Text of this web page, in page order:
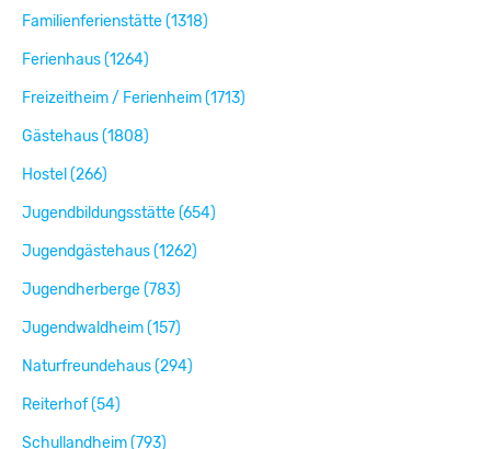
Familienferienstätte (1318)
Ferienhaus (1264)
Freizeitheim / Ferienheim (1713)
Gästehaus (1808)
Hostel (266)
Jugendbildungsstätte (654)
Jugendgästehaus (1262)
Jugendherberge (783)
Jugendwaldheim (157)
Naturfreundehaus (294)
Reiterhof (54)
Schullandheim (793)